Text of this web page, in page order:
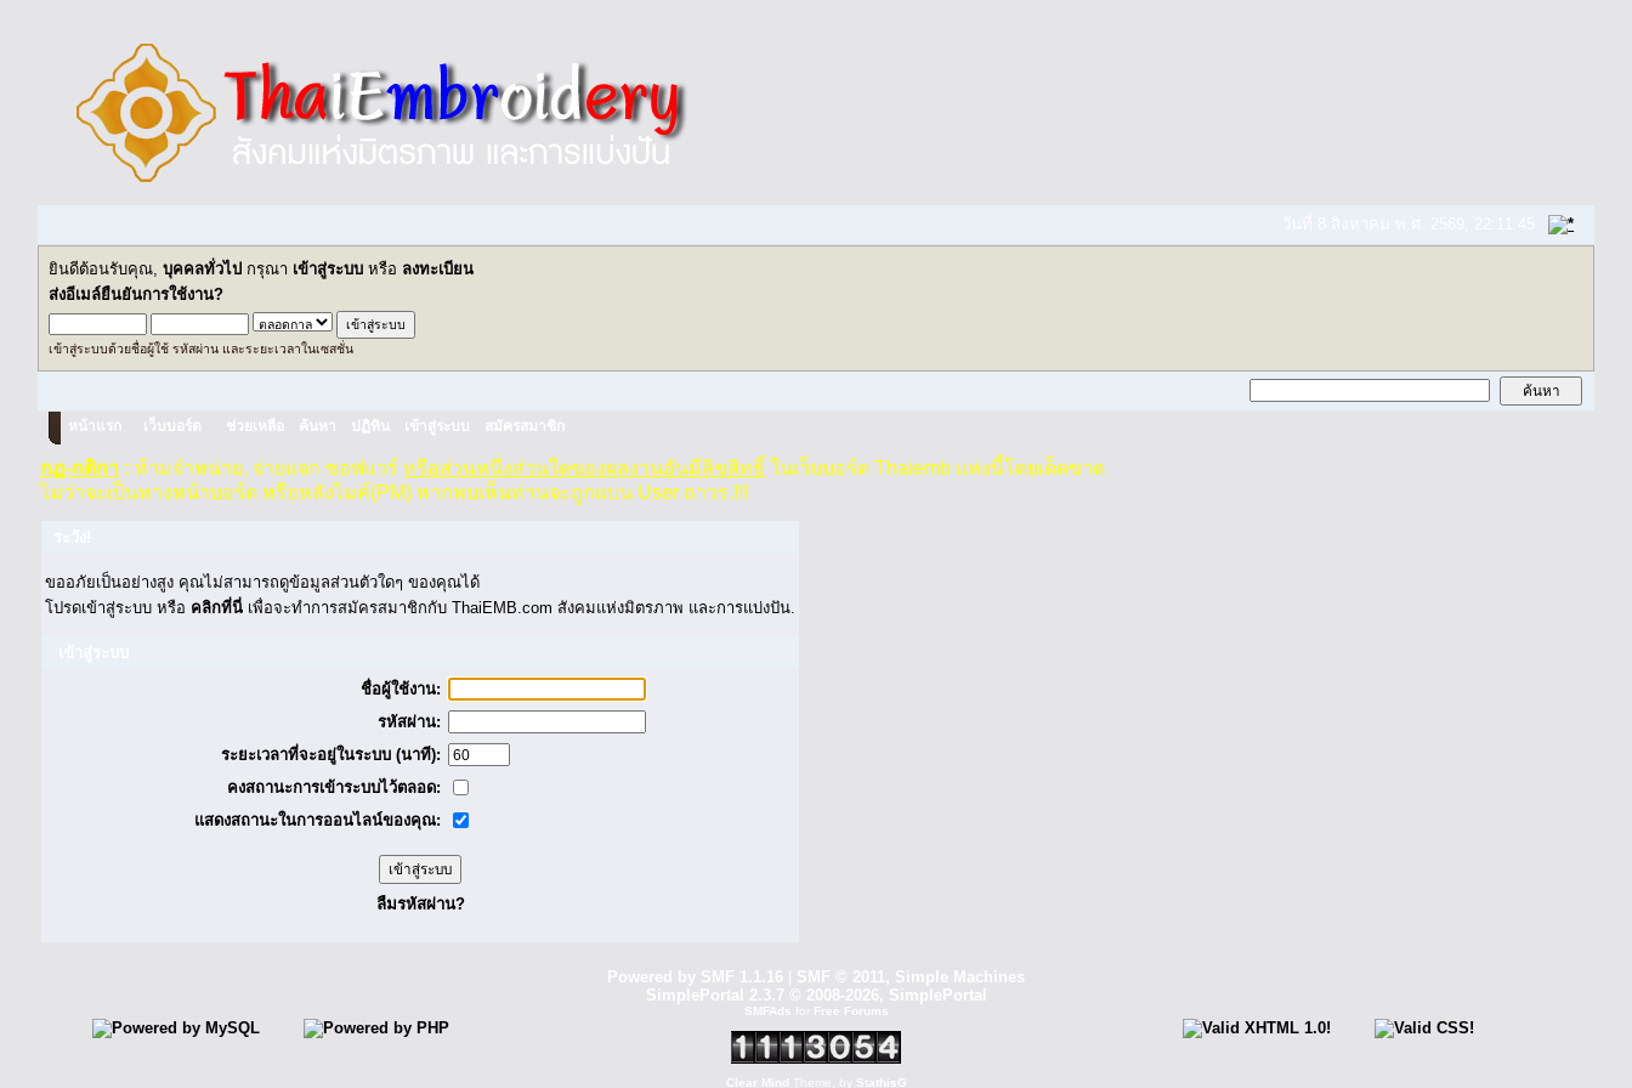
ยินดีต้อนรับคุณ, บุคคลทั่วไป กรุณา เข้าสู่ระบบ หรือ ลงทะเบียน
ส่งอีเมล์ยืนยันการใช้งาน?
เข้าสู่ระบบด้วยชื่อผู้ใช้ รหัสผ่าน และระยะเวลาในเซสชั่น
หน้าแรก เว็บบอร์ด ช่วยเหลือ ค้นหา ปฏิทิน เข้าสู่ระบบ สมัครสมาชิก
กฏ-กติกา : ห้ามจำหน่าย, จ่ายแจก ซอฟแวร์ หรือส่วนหนึ่งส่วนใดของผลงานอันมีลิขสิทธิ์ ในเว็บบอร์ด Thaiemb แห่งนี้โดยเด็ดขาด
ไม่ว่าจะเป็นทางหน้าบอร์ด หรือหลังไมค์(PM) หากพบเห็นท่านจะถูกแบน User ถาวร.!!!
ขออภัยเป็นอย่างสูง คุณไม่สามารถดูข้อมูลส่วนตัวใดๆ ของคุณได้
โปรดเข้าสู่ระบบ หรือ คลิกที่นี่ เพื่อจะทำการสมัครสมาชิกกับ ThaiEMB.com สังคมแห่งมิตรภาพ และการแบ่งปัน.
ชื่อผู้ใช้งาน:
รหัสผ่าน:
ระยะเวลาที่จะอยู่ในระบบ (นาที):
คงสถานะการเข้าระบบไว้ตลอด:
แสดงสถานะในการออนไลน์ของคุณ:
ลืมรหัสผ่าน?
Powered by SMF 1.1.16
SMF © 2011, Simple Machines
SimplePortal 2.3.7 © 2008-2026, SimplePortal
SMFAds for Free Forums
Clear Mind Theme, by StathisG